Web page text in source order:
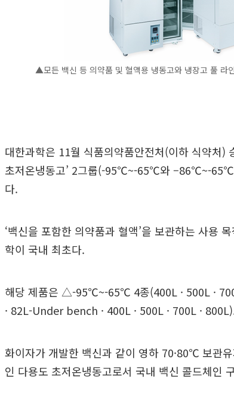
▲모든 백신 등 의약품 및 혈액용 냉동고와 냉장고 풀 라
대한과학은 11월 식품의약품안전처(이하 식약처)
초저온냉동고’ 2그룹(-95℃~-65℃와 –86℃~-
다.
‘백신을 포함한 의약품과 혈액’을 보관하는 사용
학이 국내 최초다.
해당 제품은 △-95℃~-65℃ 4종(400L · 500L ·
· 82L-Under bench · 400L · 500L · 700L ·
화이자가 개발한 백신과 같이 영하 70·80℃ 보관
인 다용도 초저온냉동고로서 국내 백신 콜드체인